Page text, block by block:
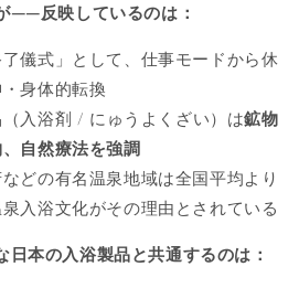
——反映しているのは：
儀式」として、仕事モードから休
身体的転換
入浴剤 / にゅうよくざい）は鉱物
自然療法を強調
どの有名温泉地域は全国平均より
入浴文化がその理由とされている
日本の入浴製品と共通するのは：